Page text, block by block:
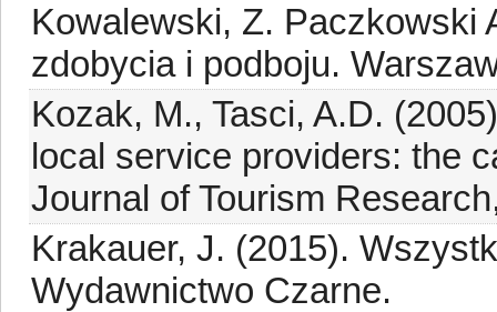
Kowalewski, Z. Paczkowski
zdobycia i podboju.
Kozak, M., Tasci, A.D.
local service providers: the
Journal of Tourism
Krakauer, J. (2015).
Wydawnictwo Czarne.